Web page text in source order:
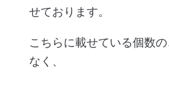
せております。
こちらに載せている個数
なく、